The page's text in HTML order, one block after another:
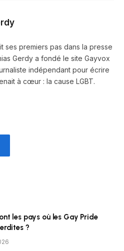
ses premiers pas dans la presse
Gerdy a fondé le site Gayvox
indépendant pour écrire
à cœur : la cause LGBT.
les pays où les Gay Pride
?